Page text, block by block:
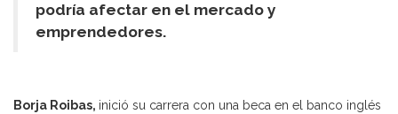
podría afectar en el mercado y
emprendedores.
Borja Roibas, inició su carrera con una beca en el banco inglés